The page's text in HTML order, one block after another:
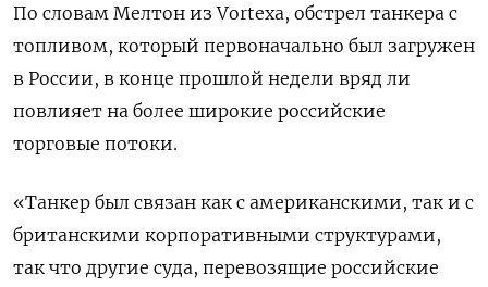
По словам Мелтон из Vortexa, обстрел танкера с
топливом, который первоначально был загружен
в России, в конце прошлой недели вряд ли
повлияет на более широкие российские
торговые потоки.
«Танкер был связан как с американскими, так и с
британскими корпоративными структурами,
так что другие суда, перевозящие российские